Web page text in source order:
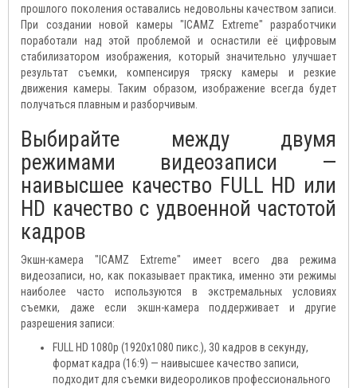
прошлого поколения оставались недовольны качеством записи.
При создании новой камеры "ICAMZ Extreme" разработчики
поработали над этой проблемой и оснастили её цифровым
стабилизатором изображения, который значительно улучшает
результат съемки, компенсируя тряску камеры и резкие
движения камеры. Таким образом, изображение всегда будет
получаться плавным и разборчивым.
Выбирайте между двумя
режимами видеозаписи —
наивысшее качество FULL HD или
HD качество с удвоенной частотой
кадров
Экшн-камера "ICAMZ Extreme" имеет всего два режима
видеозаписи, но, как показывает практика, именно эти режимы
наиболее часто используются в экстремальных условиях
съемки, даже если экшн-камера поддерживает и другие
разрешения записи:
FULL HD 1080p (1920х1080 пикс.), 30 кадров в секунду,
формат кадра (16:9) — наивысшее качество записи,
подходит для съемки видеороликов профессионального